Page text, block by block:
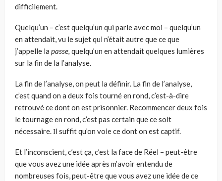
difficilement.
Quelqu’un – c’est quelqu’un qui parle avec moi – quelqu’un
en atten­dait, vu le sujet qui n’était autre que ce que
j’appelle la passe, quelqu’un en attendait quelques lumières
sur la fin de la l’analyse.
La fin de l’analyse, on peut la définir. La fin de l’analyse,
c’est quand on a deux fois tourné en rond, c’est-à-dire
retrouvé ce dont on est prisonnier. Recommencer deux fois
le tournage en rond, c’est pas certain que ce soit
nécessaire. Ιl suffit qu’on voie ce dont on est captif.
Et l’inconscient, c’est ça, c’est la face de Réel – peut-être
que vous avez une idée après m’avoir entendu de
nombreuses fois, peut-être que vous avez une idée de ce